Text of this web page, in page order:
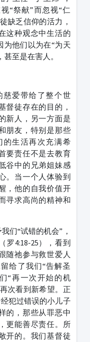
“祭献”而忽视“仁
缺乏信仰的活力，
这种观念中生活的
为他们以为在“为天
至是在害人。
慈爱带给了整个世
督徒存在的目的，
新人，另一方面是
朋友，特别是那些
的生活再次充满希
要责任不是去教育
谷中的兄弟姐妹感
。当一个人体验到
，他的自我价值开
寻求高尚的精神和
们“试错的机会”，
罗4:18-25），看到
随祂参与救世爱人
给了我们“告解圣
“再一次开始的机
次看到新希望。正
犯过错误的小儿子
的，那些从罪恶中
更能善尽责任。所
开的。我们基督徒